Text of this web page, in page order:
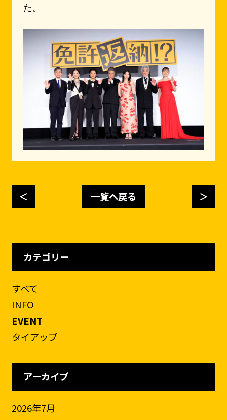
た。
＜ ＞
一覧へ戻る
カテゴリー
すべて
INFO
EVENT
タイアップ
アーカイブ
2026年7月